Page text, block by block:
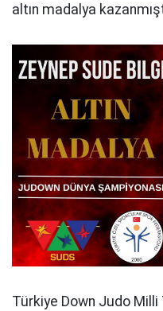
altın madalya
Türkiye Down Judo Milli